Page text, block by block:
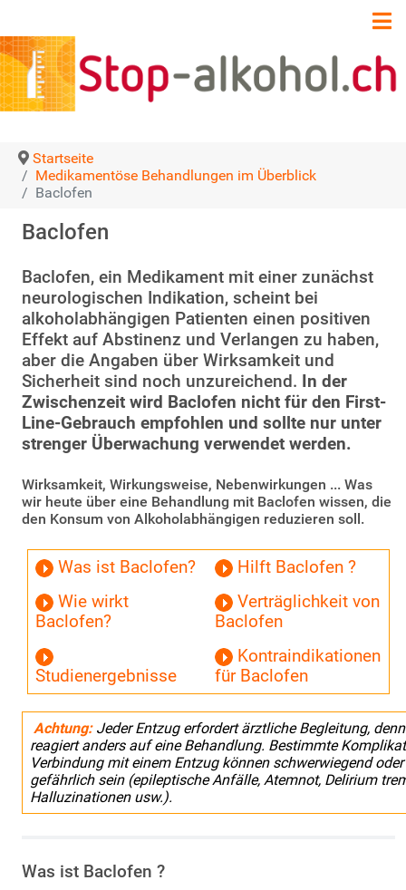
Startseite
Medikamentöse Behandlungen im Überblick
Baclofen
Baclofen
Baclofen, ein Medikament mit einer zunächst
neurologischen Indikation, scheint bei
alkoholabhängigen Patienten einen positiven
Effekt auf Abstinenz und Verlangen zu haben,
aber die Angaben über Wirksamkeit und
Sicherheit sind noch unzureichend. In der
Zwischenzeit wird Baclofen nicht für den First-
Line-Gebrauch empfohlen und sollte nur unter
strenger Überwachung verwendet werden.
Wirksamkeit, Wirkungsweise, Nebenwirkungen ... Was
wir heute über eine Behandlung mit Baclofen wissen, die
den Konsum von Alkoholabhängigen reduzieren soll.
Was ist Baclofen?
Hilft Baclofen ?
Wie wirkt
Baclofen?
Verträglichkeit von
Baclofen
Studienergebnisse
Kontraindikationen
für Baclofen
Achtung: Jeder Entzug erfordert ärztliche Begleitung,
reagiert anders auf eine Behandlung. Bestimmte
Verbindung mit einem Entzug können schwerwiegend
gefährlich sein (epileptische Anfälle, Atemnot, Delirium
Halluzinationen usw.).
Was ist Baclofen ?